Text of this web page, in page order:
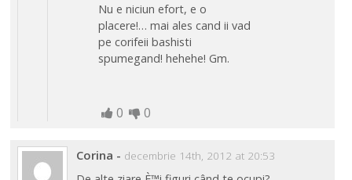
Nu e niciun efort, e o
placere!… mai ales cand ii vad
pe corifeii bashisti
spumegand! hehehe! Gm.
0 0
Corina - decembrie 14th, 2012 at 20:53